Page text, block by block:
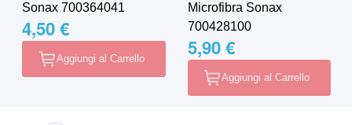
Sonax 700364041
4,50 €
Aggiungi al Carrello
Microfibra Sonax
700428100
5,90 €
Aggiungi al Carrello